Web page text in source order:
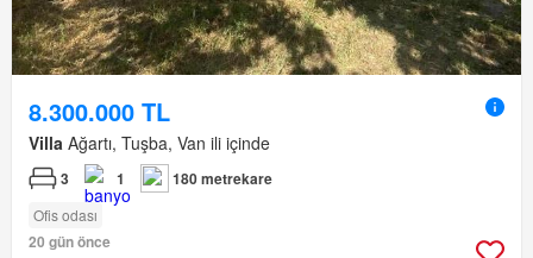
8.300.000 TL
Villa Ağartı, Tuşba, Van ili içinde
3 1 180 metrekare
Ofis odası
20 gün önce